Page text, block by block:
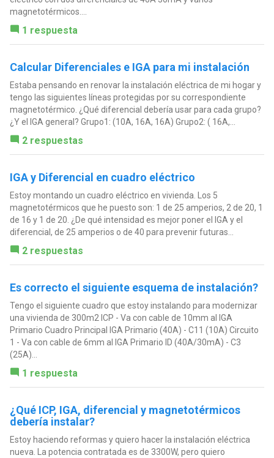
magnetotérmicos....
1 respuesta
Calcular Diferenciales e IGA para mi instalación
Estaba pensando en renovar la instalación eléctrica de mi hogar y
tengo las siguientes líneas protegidas por su correspondiente
magnetotérmico. ¿Qué diferencial debería usar para cada grupo?
¿Y el IGA general? Grupo1: (10A, 16A, 16A) Grupo2: ( 16A,...
2 respuestas
IGA y Diferencial en cuadro eléctrico
Estoy montando un cuadro eléctrico en vivienda. Los 5
magnetotérmicos que he puesto son: 1 de 25 amperios, 2 de 20, 1
de 16 y 1 de 20. ¿De qué intensidad es mejor poner el IGA y el
diferencial, de 25 amperios o de 40 para prevenir futuras...
2 respuestas
Es correcto el siguiente esquema de instalación?
Tengo el siguiente cuadro que estoy instalando para modernizar
una vivienda de 300m2 ICP - Va con cable de 10mm al IGA
Primario Cuadro Principal IGA Primario (40A) - C11 (10A) Circuito
1 - Va con cable de 6mm al IGA Primario ID (40A/30mA) - C3
(25A)...
1 respuesta
¿Qué ICP, IGA, diferencial y magnetotérmicos
debería instalar?
Estoy haciendo reformas y quiero hacer la instalación eléctrica
nueva. La potencia contratada es de 3300W, pero quiero